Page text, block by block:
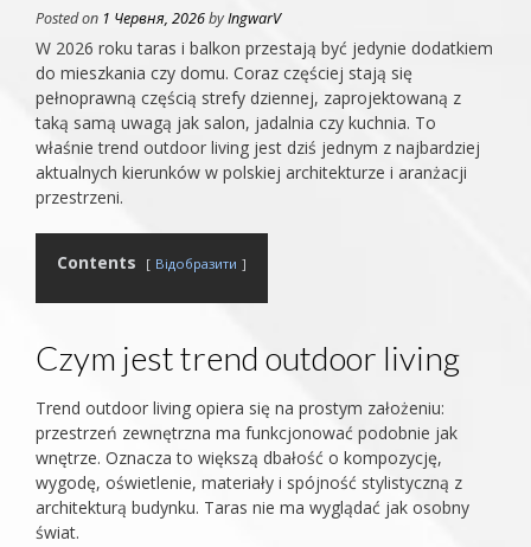
Posted on 1 Червня, 2026byIngwarV
W 2026 roku taras i balkon przestają być jedynie dodatkiem
do mieszkania czy domu. Coraz częściej stają się
pełnoprawną częścią strefy dziennej, zaprojektowaną z
taką samą uwagą jak salon, jadalnia czy kuchnia. To
właśnie trend outdoor living jest dziś jednym z najbardziej
aktualnych kierunków w polskiej architekturze i aranżacji
przestrzeni.
Contents Відобразити
Czym jest trend outdoor living
Trend outdoor living opiera się na prostym założeniu:
przestrzeń zewnętrzna ma funkcjonować podobnie jak
wnętrze. Oznacza to większą dbałość o kompozycję,
wygodę, oświetlenie, materiały i spójność stylistyczną z
architekturą budynku. Taras nie ma wyglądać jak osobny
świat.